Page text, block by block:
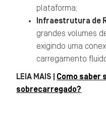
plataforma;
Infraestrutura de
grandes volumes
exigindo uma
carregamento
LEIA MAIS | Como saber
sobrecarregado?